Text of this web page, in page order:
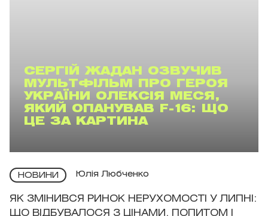
СЕРГІЙ ЖАДАН ОЗВУЧИВ
МУЛЬТФІЛЬМ ПРО ГЕРОЯ
УКРАЇНИ ОЛЕКСІЯ МЕСЯ,
ЯКИЙ ОПАНУВАВ F-16: ЩО
ЦЕ ЗА КАРТИНА
НОВИНИ Юлія Любченко
ЯК ЗМІНИВСЯ РИНОК НЕРУХОМОСТІ У ЛИПНІ:
ЩО ВІДБУВАЛОСЯ З ЦІНАМИ, ПОПИТОМ І